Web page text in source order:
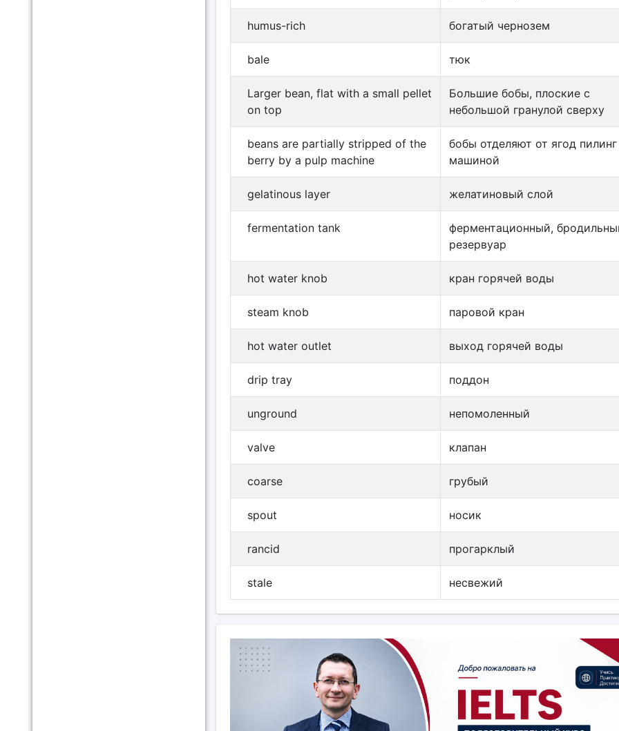
humus-rich богатый чернозем
bale тюк
Larger bean, flat with a small pellet
on top
Большие бобы, плоские с
небольшой гранулой сверху
beans are partially stripped of the
berry by a pulp machine
бобы отделяют от ягод пилинг
машиной
gelatinous layer желатиновый слой
fermentation tank
ферментационный,
резервуар
hot water knob кран горячей воды
steam knob паровой кран
hot water outlet выход горячей воды
drip tray поддон
unground непомоленный
valve клапан
coarse грубый
spout носик
rancid прогарклый
stale несвежий